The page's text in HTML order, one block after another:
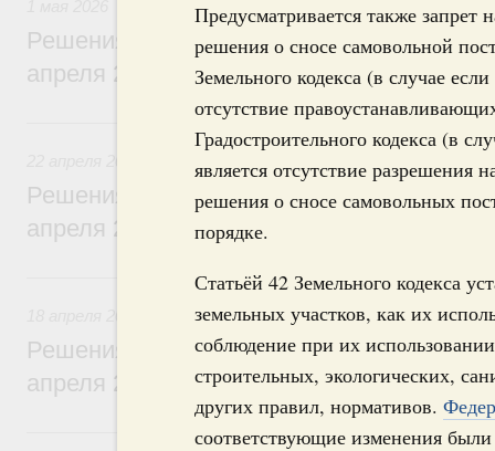
Предусматривается также запрет
решения о сносе самовольной
Земельного кодекса (в случае
отсутствие
Градостроительного кодекса (в
является отсутствие разрешения
решения о сносе самовольных
порядке.
Статьёй 42 Земельного кодекса
земельных участков, как их
соблюдение при их
строительных, экологических,
других правил, нормативов.
соответствующие изменения
Решения, принятые на заседании
апреля 2026 года
22 апреля, среда
Решения, принятые на заседании
апреля 2026 года
18 апреля, суббота
Решения, принятые на заседании
апреля 2026 года
11 апреля, суббота